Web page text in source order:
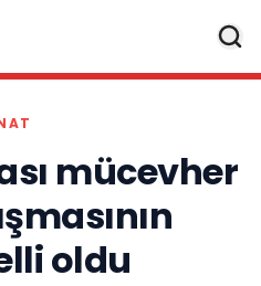
mücevher
oldu